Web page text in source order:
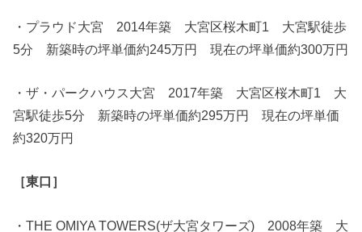
・プラウド大宮 2014年築 大宮区桜木町1 大宮駅徒歩
5分 新築時の坪単価約245万円 現在の坪単価約300万円
・ザ・パークハウス大宮 2017年築 大宮区桜木町1 大
宮駅徒歩5分 新築時の坪単価約295万円 現在の坪単価
約320万円
［東口］
・THE OMIYA TOWERS(ザ大宮タワーズ) 2008年築 大